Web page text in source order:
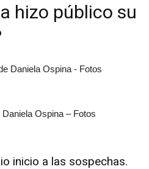
hizo público su
Ospina – Fotos
inicio a las sospechas.